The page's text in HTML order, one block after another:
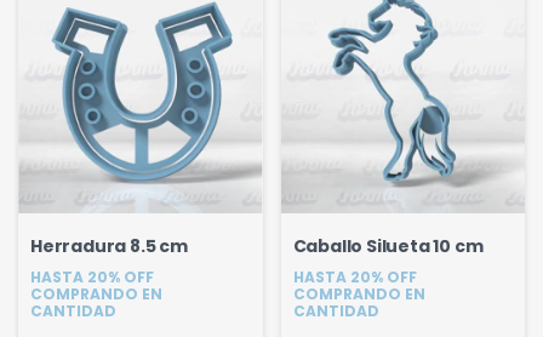
Herradura 8.5 cm
HASTA 20% OFF
COMPRANDO EN
CANTIDAD
Caballo Silueta 10 cm
HASTA 20% OFF
COMPRANDO EN
CANTIDAD